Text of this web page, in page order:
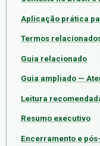
Aplicação prática
Termos
Guia relacionado
Guia ampliado —
Leitura
Resumo executivo
Encerramento e